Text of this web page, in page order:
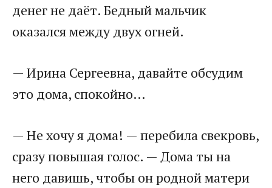
денег не даёт. Бедный мальчик
оказался между двух огней.
— Ирина Сергеевна, давайте обсудим
это дома, спокойно…
— Не хочу я дома! — перебила свекровь,
сразу повышая голос. — Дома ты на
него давишь, чтобы он родной матери